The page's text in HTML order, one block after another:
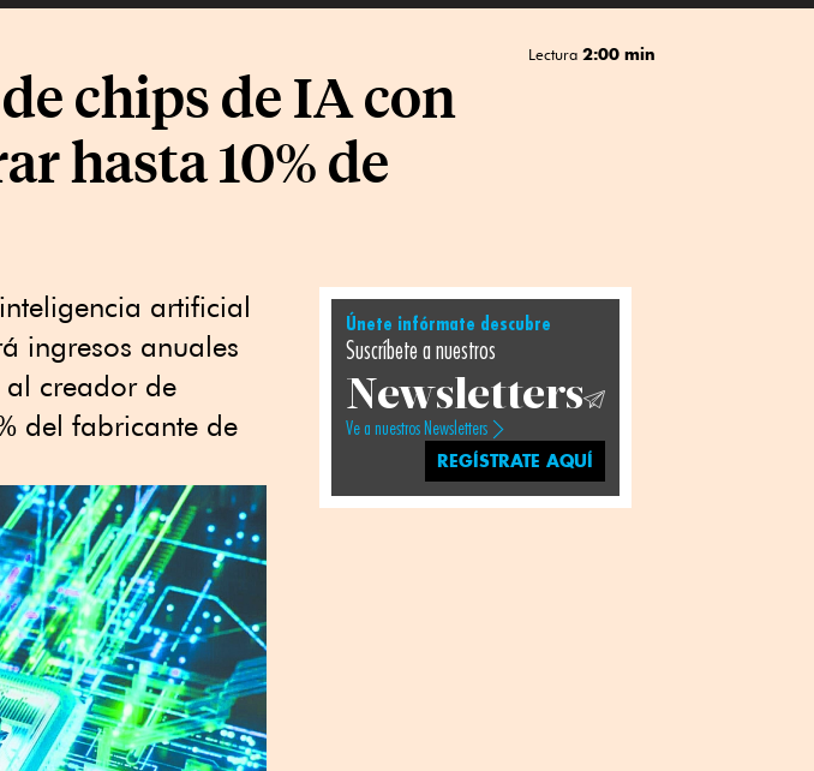
Lectura 2:00 min
chips de IA con
hasta 10% de
artificial
ingresos anuales
al creador de
del fabricante de
Únete infórmate descubre
Suscríbete a nuestros
Newsletters
Ve a nuestros Newsletters
REGÍSTRATE AQUÍ